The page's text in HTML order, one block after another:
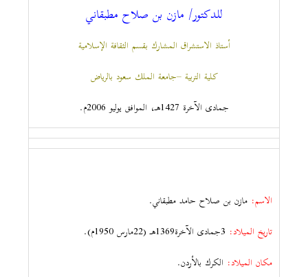
للدكتور/ مازن بن صلاح مطبقاني
أستاذ الاستشراق المشارك بقسم الثقافة الإسلامية
كلية التربية –جامعة الملك سعود بالرياض
جمادى الآخرة 1427هـ، الموافق يوليو 2006م.
الاسم: مازن بن صلاح حامد مطبقاني.
تاريخ الميلاد:
مكان الميلاد: الكرك بالأردن.